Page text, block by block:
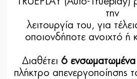
την
λειτουργία του, για
οποιονδήποτε ανοιχτό ή
Διαθέτει 6
πλήκτρο απενεργοποίησης